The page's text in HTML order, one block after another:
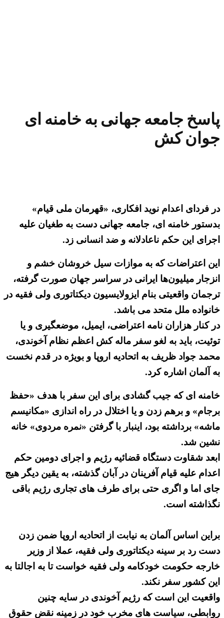
پاسخ جامعه جهانی به خامنه ای
جوان کش
در فردای اعدام نوید افکاری، «قهرمان ملی قیام»
بدستور خامنه ای، جامعه جهانی دست به طغیان علیه
اجرای این حکم ناعادلانه و ضد انسانی زد.
این اعتراضات که به موازات سیل خروشان خشم و
انزجار میلیون‌ها ایرانی در سراسر جهان صورت گرفته،
ترجمان واقعیتی بنام ایزولایسیون دیکتاتوری ولی فقیه در
خانواده ملل متحد می باشد.
در کنار هزاران نامه اعتراضی، ایمیل، موضعگیری و یا
توئیت، باید به لغو سفر ماله کش اعظم نظام آخوندی،
محمد جواد ظریف به اتحادیه اروپا و بویژه در قدم نخست
به آلمان اشاره کرد.
خامنه ای که جیب گشادی برای این سفر با هدف «حفظ
برجام» و برهم زدن و یا اختلال در راه اندازی «مکانیسم
ماشه» برداشته بود، اینبار با گرفتن «نمره مردوی» خانه
نشین شد.
ابعد شقاوت دستگاه قضائیه رژیم و اجرای دومین حکم
اعدام علیه قیام آفرینان در آبان گذشته، به یقین دیگر هیج
جای اما و اگری حتی برای طرف های تجاری رژیم باقی
نگذاشته است.
براین اساس آلمان به نیابت از اتحادیه اروپا ضمن زدن
دست رد بر سینه دیکتاتوری ولی فقیه، عملا از وزیر
خارجه حکومت خودکامه ولی فقیه خواست تا به اجالتا به
این کشور سفر نکند.
واقعیت این است که رژیم آخوندی در سایه چنین
روابطی، سیاست های مخرب خود در زمینه نقض حقوق